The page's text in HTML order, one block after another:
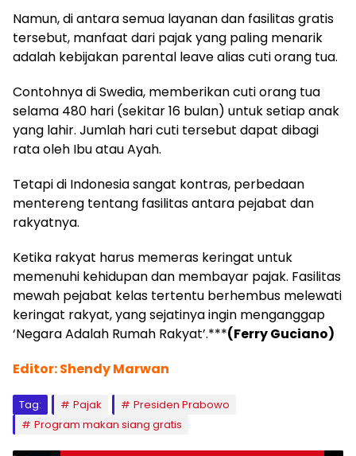
Namun, di antara semua layanan dan fasilitas gratis
tersebut, manfaat dari pajak yang paling menarik
adalah kebijakan parental leave alias cuti orang tua.
Contohnya di Swedia, memberikan cuti orang tua
selama 480 hari (sekitar 16 bulan) untuk setiap anak
yang lahir. Jumlah hari cuti tersebut dapat dibagi
rata oleh Ibu atau Ayah.
Tetapi di Indonesia sangat kontras, perbedaan
mentereng tentang fasilitas antara pejabat dan
rakyatnya.
Ketika rakyat harus memeras keringat untuk
memenuhi kehidupan dan membayar pajak. Fasilitas
mewah pejabat kelas tertentu berhembus melewati
keringat rakyat, yang sejatinya ingin menganggap
‘Negara Adalah Rumah Rakyat’.***(Ferry Guciano)
Editor: Shendy Marwan
Tag: Pajak
Presiden Prabowo
Program makan siang gratis